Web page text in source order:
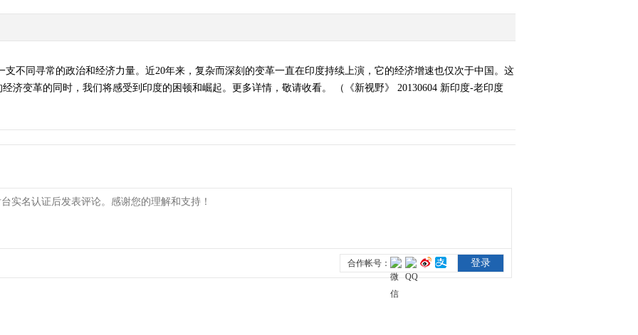
不同寻常的政治和经济力量。近20年来，复杂而深刻的变革一直在印度持续上演，它的经济增速也仅次于中国。这
济变革的同时，我们将感受到印度的困顿和崛起。更多详情，敬请收看。 （《新视野》 20130604 新印度-老印度